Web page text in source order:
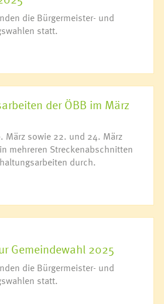
die Bürgermeister- und
statt.
der ÖBB im März
März sowie 22. und 24. März
mehreren Streckenabschnitten
durch.
Gemeindewahl 2025
die Bürgermeister- und
statt.